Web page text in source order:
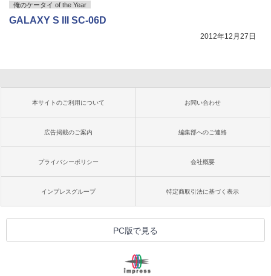
俺のケータイ of the Year
GALAXY S III SC-06D
2012年12月27日
本サイトのご利用について お問い合わせ
広告掲載のご案内 編集部へのご連絡
プライバシーポリシー 会社概要
インプレスグループ 特定商取引法に基づく表示
PC版で見る